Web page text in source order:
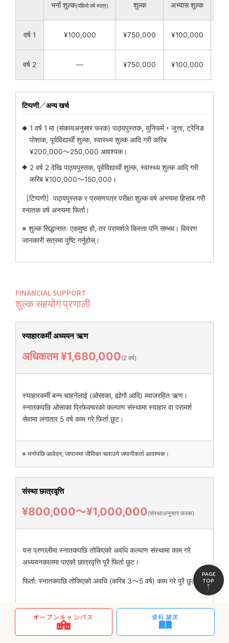
भर्ना शुल्क(पहिलो वर्ष मात्र) शुल्क अभ्यास शुल्क
वर्ष 1 ¥100,000 ¥750,000 ¥100,000
वर्ष 2 ― ¥750,000 ¥100,000
टिप्पणी／अन्य खर्च
1 वर्ष 1 मा (संकायअनुसार फरक) पाठ्यपुस्तक, युनिफर्म・जुत्ता, ट्रेनिङ
पोशाक, पूर्वविद्यार्थी शुल्क, स्वास्थ्य शुल्क आदि गरी करिब
¥200,000〜250,000 आवश्यक।
2 वर्ष 2 देखि पाठ्यपुस्तक, पूर्वविद्यार्थी शुल्क, स्वास्थ्य शुल्क आदि गरी
करिब ¥100,000〜150,000।
［टिप्पणी］पाठ्यपुस्तक र प्रमाणपत्र परीक्षा शुल्क वर्ष अन्त्यमा हिसाब गरी
स्नातक वर्ष अन्त्यमा फिर्ता।
※ शुल्क सिद्धान्ततः एकमुष्ट हो, तर परामर्शले किस्ता पनि सम्भव। विवरण
जानकारी सत्रमा पुष्टि गर्नुहोस्।
FINANCIAL SUPPORT
शुल्क सहयोग प्रणाली
स्याहारकर्मी अध्ययन ऋण
अधिकतम ¥1,680,000(2 वर्ष)
स्याहारकर्मी बन्न चाहनेलाई (ओसाका, ह्योगो आदि) ब्याजरहित ऋण।
स्नातकपछि ओसाका प्रिफेक्चरको कल्याण संस्थामा स्याहार वा परामर्श
सेवामा लगातार 5 वर्ष काम गरे फिर्ता छुट।
※ भर्नापछि आवेदन; जापानमा जीविका चलाउने जमानीकर्ता आवश्यक।
संस्था छात्रवृत्ति
¥800,000〜¥1,000,000(संस्थाअनुसार फरक)
यस प्रणालीमा स्नातकपछि तोकिएको अवधि कल्याण संस्थामा काम गरे
अध्ययनकालमा पाएको छात्रवृत्ति पूरै फिर्ता छुट।
फिर्ता: स्नातकपछि तोकिएको अवधि (करिब 3〜5 वर्ष) काम गरे पूरै छुट।
※ कल्याण संस्थासँग वार्ता आवश्यक।
PAGE
TOP
オープンキャンパス 資料請求